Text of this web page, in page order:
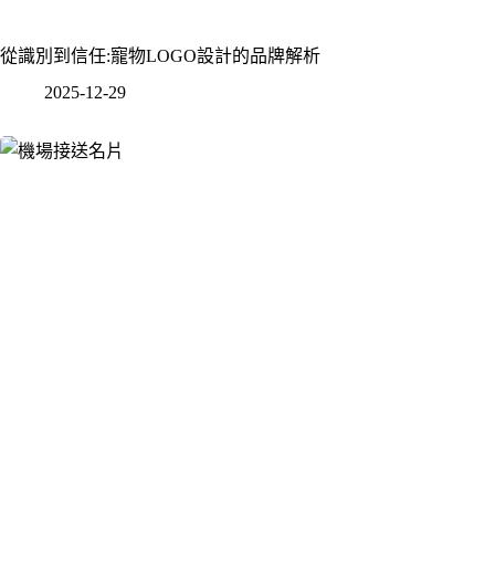
從識別到信任:寵物LOGO設計的品牌解析
2025-12-29